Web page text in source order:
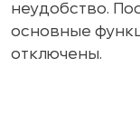
неудобство.
основные
отключены.